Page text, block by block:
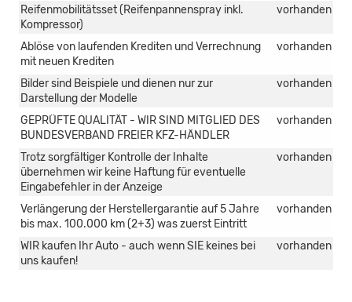
Reifenmobilitätsset (Reifenpannenspray inkl.
Kompressor)
vorhanden
Ablöse von laufenden Krediten und Verrechnung
mit neuen Krediten
vorhanden
Bilder sind Beispiele und dienen nur zur
Darstellung der Modelle
vorhanden
GEPRÜFTE QUALITÄT - WIR SIND MITGLIED DES
BUNDESVERBAND FREIER KFZ-HÄNDLER
vorhanden
Trotz sorgfältiger Kontrolle der Inhalte
übernehmen wir keine Haftung für eventuelle
Eingabefehler in der Anzeige
vorhanden
Verlängerung der Herstellergarantie auf 5 Jahre
bis max. 100.000 km (2+3) was zuerst Eintritt
vorhanden
WIR kaufen Ihr Auto - auch wenn SIE keines bei
uns kaufen!
vorhanden